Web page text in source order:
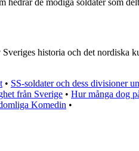
historia och det nordiska
• SS-soldater och dess divisioner
från Sverige • Hur många dog
Komedin •